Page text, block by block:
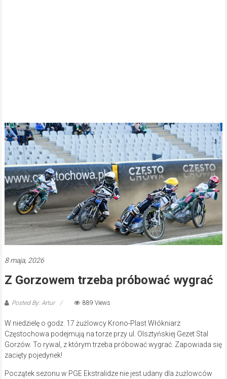
8 maja, 2026
Z Gorzowem trzeba próbować wygrać
Posted By: Artur 889 Views
W niedzielę o godz. 17 żużlowcy Krono-Plast Włókniarz
Częstochowa podejmują na torze przy ul. Olsztyńskiej Gezet Stal
Gorzów. To rywal, z którym trzeba próbować wygrać. Zapowiada się
zacięty pojedynek!
Początek sezonu w PGE Ekstralidze nie jest udany dla żużlowców